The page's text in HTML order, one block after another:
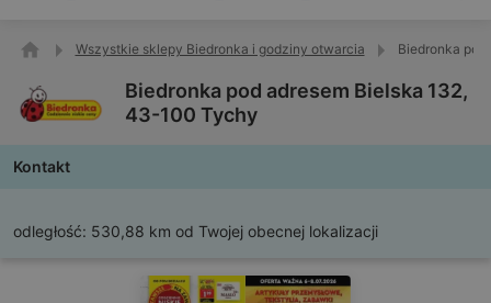
Wszystkie sklepy Biedronka i godziny otwarcia Biedronka
Biedronka pod adresem Bielska 132,
43-100 Tychy
Kontakt
odległość: 530,88 km od Twojej obecnej lokalizacji